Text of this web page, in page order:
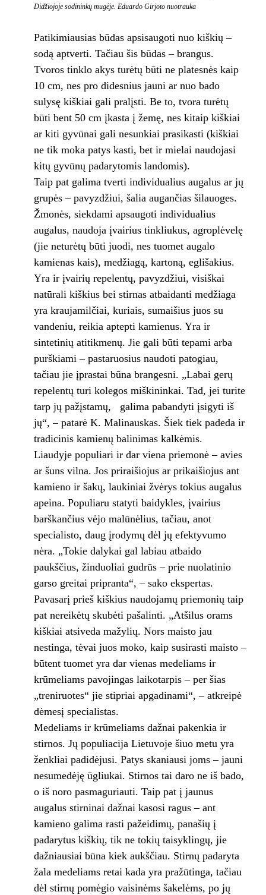
Didžiojoje sodininkų mugėje. Eduardo Girjoto nuotrauka
Patikimiausias būdas apsisaugoti nuo kiškių –
sodą aptverti. Tačiau šis būdas – brangus.
Tvoros tinklo akys turėtų būti ne platesnės kaip
10 cm, nes pro didesnius jauni ar nuo bado
sulysę kiškiai gali pralįsti. Be to, tvora turėtų
būti bent 50 cm įkasta į žemę, nes kitaip kiškiai
ar kiti gyvūnai gali nesunkiai prasikasti (kiškiai
ne tik moka patys kasti, bet ir mielai naudojasi
kitų gyvūnų padarytomis landomis).
Taip pat galima tverti individualius augalus ar jų
grupės – pavyzdžiui, šalia augančias šilauoges.
Žmonės, siekdami apsaugoti individualius
augalus, naudoja įvairius tinkliukus, agroplėvelę
(jie neturėtų būti juodi, nes tuomet augalo
kamienas kais), medžiagą, kartoną, eglišakius.
Yra ir įvairių repelentų, pavyzdžiui, visiškai
natūrali kiškius bei stirnas atbaidanti medžiaga
yra kraujamilčiai, kuriais, sumaišius juos su
vandeniu, reikia aptepti kamienus. Yra ir
sintetinių atitikmenų. Jie gali būti tepami arba
purškiami – pastaruosius naudoti patogiau,
tačiau jie įprastai būna brangesni. „Labai gerų
repelentų turi kolegos miškininkai. Tad, jei turite
tarp jų pažįstamų, galima pabandyti įsigyti iš
jų“, – patarė K. Malinauskas. Šiek tiek padeda ir
tradicinis kamienų balinimas kalkėmis.
Liaudyje populiari ir dar viena priemonė – avies
ar šuns vilna. Jos priraišiojus ar prikaišiojus ant
kamieno ir šakų, laukiniai žvėrys tokius augalus
apeina. Populiaru statyti baidykles, įvairius
barškančius vėjo malūnėlius, tačiau, anot
specialisto, daug įrodymų dėl jų efektyvumo
nėra. „Tokie dalykai gal labiau atbaido
paukščius, žinduoliai gudrūs – prie nuolatinio
garso greitai pripranta“, – sako ekspertas.
Pavasarį prieš kiškius naudojamų priemonių taip
pat nereikėtų skubėti pašalinti. „Atšilus orams
kiškiai atsiveda mažylių. Nors maisto jau
nestinga, tėvai juos moko, kaip susirasti maisto –
būtent tuomet yra dar vienas medeliams ir
krūmeliams pavojingas laikotarpis – per šias
„treniruotes“ jie stipriai apgadinami“, – atkreipė
dėmesį specialistas.
Medeliams ir krūmeliams dažnai pakenkia ir
stirnos. Jų populiacija Lietuvoje šiuo metu yra
ženkliai padidėjusi. Patys skaniausi joms – jauni
nesumedėję ūgliukai. Stirnos tai daro ne iš bado,
o iš noro pasmaguriauti. Taip pat į jaunus
augalus stirninai dažnai kasosi ragus – ant
kamieno galima rasti pažeidimų, panašių į
padarytus kiškių, tik ne tokių taisyklingų, jie
dažniausiai būna kiek aukščiau. Stirnų padaryta
žala medeliams retai kada yra pražūtinga, tačiau
dėl stirnų pomėgio vaisinėms šakelėms, po jų